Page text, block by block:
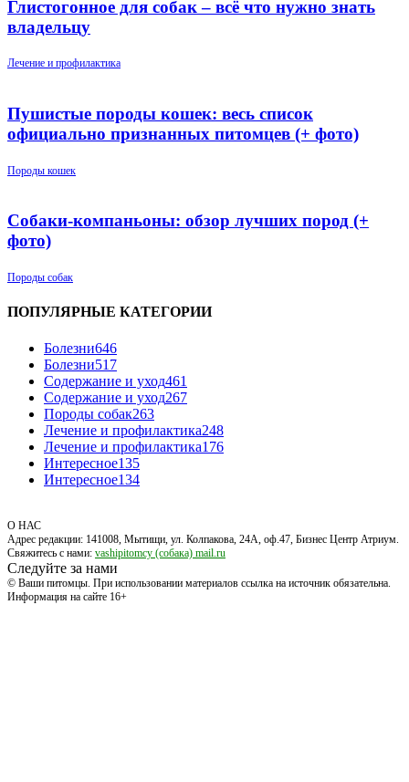
Глистогонное для собак – всё что нужно знать
владельцу
Лечение и профилактика
Пушистые породы кошек: весь список
официально признанных питомцев (+ фото)
Породы кошек
Собаки-компаньоны: обзор лучших пород (+
фото)
Породы собак
ПОПУЛЯРНЫЕ КАТЕГОРИИ
Болезни646
Болезни517
Содержание и уход461
Содержание и уход267
Породы собак263
Лечение и профилактика248
Лечение и профилактика176
Интересное135
Интересное134
О НАС
Адрес редакции: 141008, Мытищи, ул. Колпакова, 24А, оф.47, Бизнес Центр Атриум.
Свяжитесь с нами: vashipitomcy (собака) mail.ru
Следуйте за нами
© Ваши питомцы. При использовании материалов ссылка на источник обязательна.
Информация на сайте 16+